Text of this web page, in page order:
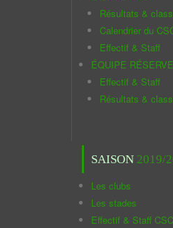
Résultats &
Calendrier du
Effectif & Staff
ÉQUIPE RÉSERVE
Effectif & Staff
Résultats &
SAISON 2019/
Les clubs
Les stades
Effectif & Staff